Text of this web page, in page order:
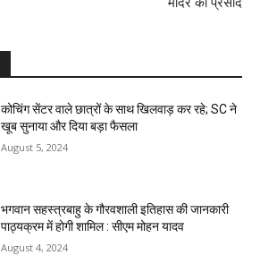
कोचिंग सेंटर वाले छात्रों के साथ खिलवाड़ कर रहे; SC ने
खूब सुनाया और दिया बड़ा फैसला
August 5, 2024
भगवान सहस्त्रबाहु के गौरवशाली इतिहास की जानकारी
पाठ्यक्रम में होगी शामिल : सीएम मोहन यादव
August 4, 2024